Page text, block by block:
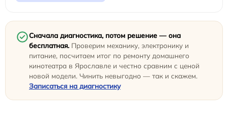
Сначала диагностика, потом решение — она
бесплатная. Проверим механику, электронику и
питание, посчитаем итог по ремонту домашнего
кинотеатра в Ярославле и честно сравним с ценой
новой модели. Чинить невыгодно — так и скажем.
Записаться на диагностику